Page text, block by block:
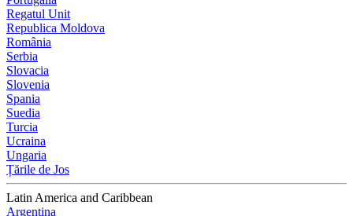
Regatul Unit
Republica Moldova
România
Serbia
Slovacia
Slovenia
Spania
Suedia
Turcia
Ucraina
Ungaria
Țările de Jos
Latin America and Caribbean
Argentina